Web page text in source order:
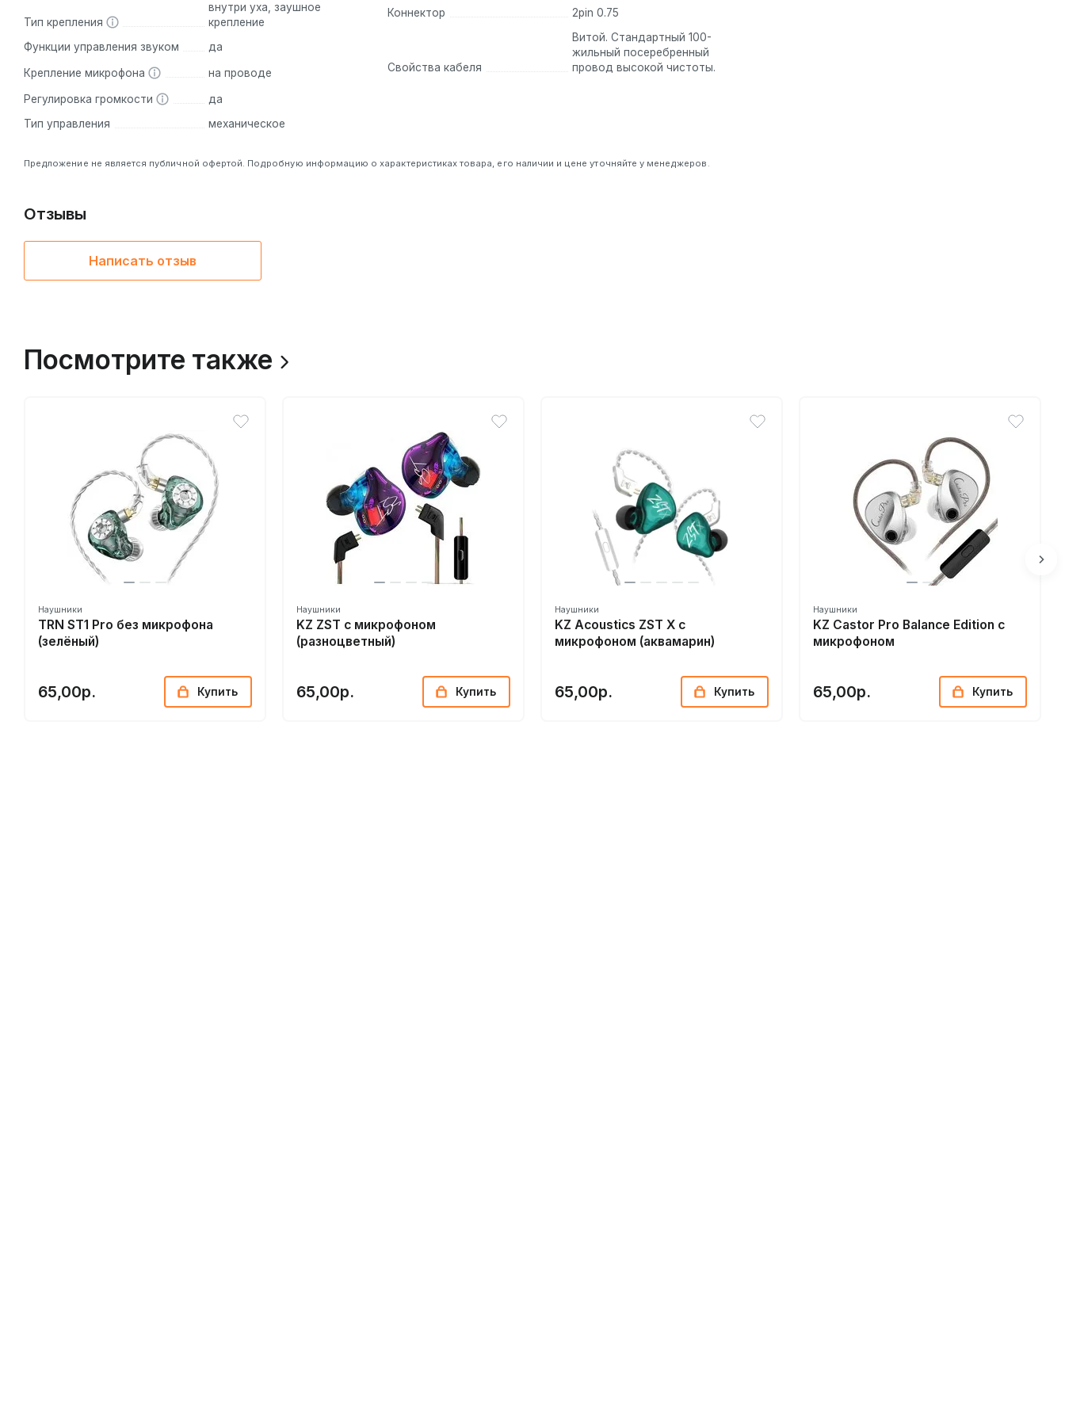
Тип крепления
внутри уха, заушное
крепление
Функции управления звуком
да
Крепление микрофона на проводе
Регулировка громкости
да
Тип управления
механическое
Коннектор
2pin 0.75
Свойства кабеля
Витой. Стандартный 100-
жильный посеребренный
провод высокой чистоты.
Предложение не является публичной офертой. Подробную информацию о характеристиках товара, его наличии и цене уточняйте у менеджеров.
Отзывы
Написать отзыв
Посмотрите также
Наушники
TRN ST1 Pro без микрофона
(зелёный)
65,00р. Купить
Наушники
KZ ZST с микрофоном
(разноцветный)
65,00р. Купить
Наушники
KZ Acoustics ZST X с
микрофоном (аквамарин)
65,00р. Купить
Наушники
KZ Castor Pro Balance Edition с
микрофоном
65,00р. Купить